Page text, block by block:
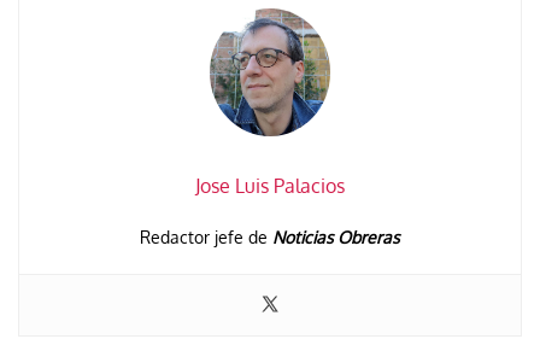
Jose Luis Palacios
Redactor jefe de Noticias Obreras